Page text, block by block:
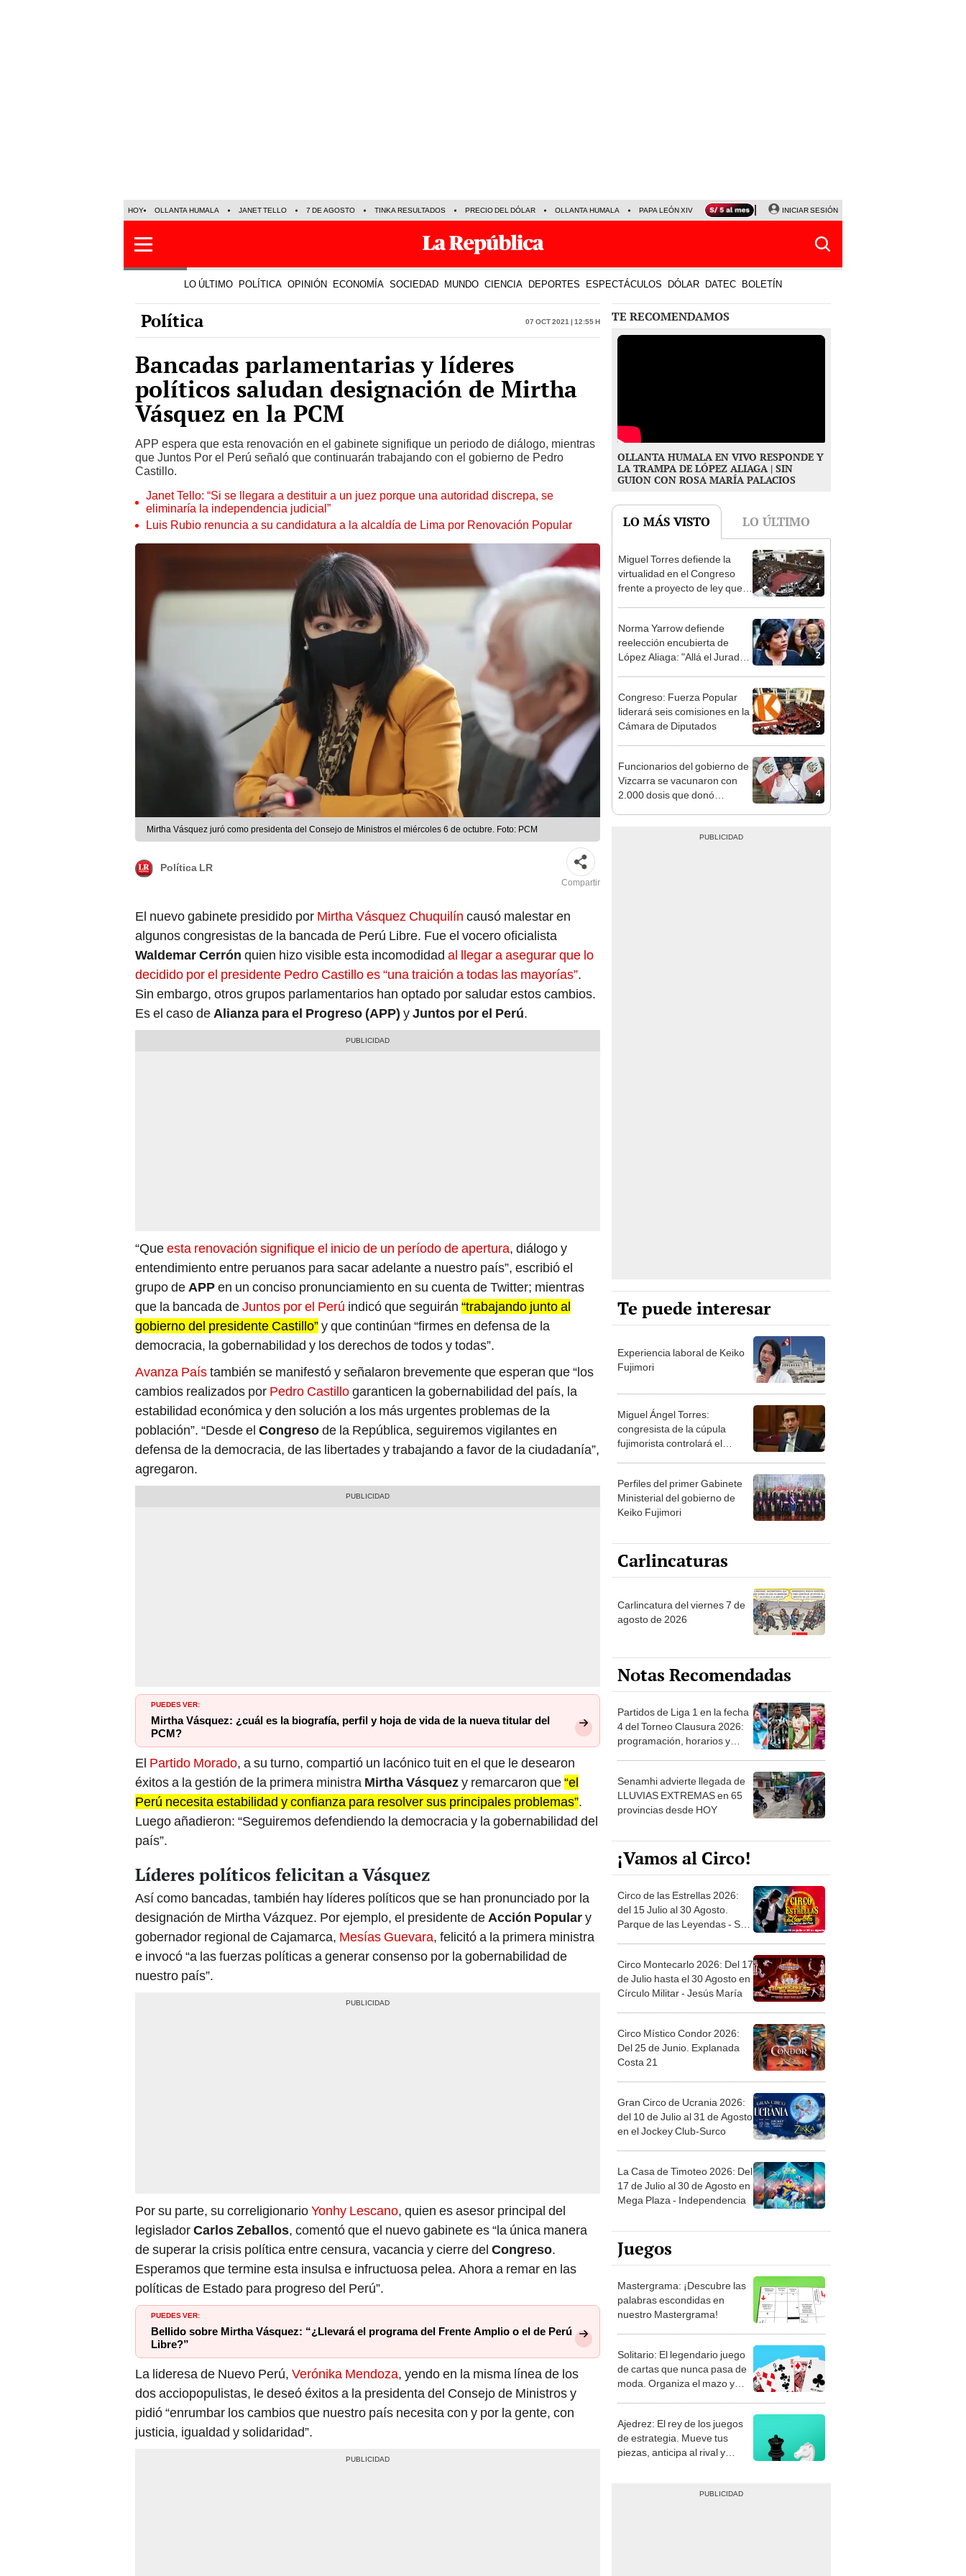
Política
Bancadas parlamentarias y líderes
políticos saludan designación de Mirtha
Vásquez en la PCM
APP espera que esta renovación en el gabinete signifique un periodo de diálogo, mientras
que Juntos Por el Perú señaló que continuarán trabajando con el gobierno de Pedro
Castillo.
Janet Tello: “Si se llegara a destituir a un juez porque una autoridad discrepa, se
eliminaría la independencia judicial”
Luis Rubio renuncia a su candidatura a la alcaldía de Lima por Renovación Popular
Mirtha Vásquez juró como presidenta del Consejo de Ministros el miércoles 6 de octubre. Foto: PCM
Compartir
algunos congresistas de la bancada de Perú Libre. Fue el vocero oficialista
Waldemar Cerrónquien hizo visible esta incomodidadal llegar a asegurar que lo
decidido por el presidente Pedro Castillo es “una traición a todas las mayorías”.
Sin embargo, otros grupos parlamentarios han optado por saludar estos cambios.
Es el caso de Alianza para el Progreso (APP) yJuntos por el Perú.
entendimiento entre peruanos para sacar adelante a nuestro país”, escribió el
grupo deAPPen un conciso pronunciamiento en su cuenta de Twitter; mientras
que la bancada deJuntos por el Perúindicó que seguirán“trabajando junto al
gobierno del presidente Castillo” y que continúan “firmes en defensa de la
democracia, la gobernabilidad y los derechos de todos y todas”.
Avanza País también se manifestó y señalaron brevemente que esperan que “los
cambios realizados porPedro Castillogaranticen la gobernabilidad del país, la
estabilidad económica y den solución a los más urgentes problemas de la
población”. “Desde elCongresode la República, seguiremos vigilantes en
defensa de la democracia, de las libertades y trabajando a favor de la ciudadanía”,
agregaron.
Mirtha Vásquez: ¿cuál es la biografía, perfil y hoja de vida de la nueva titular del
PCM?
ElPartido Morado, a su turno, compartió un lacónico tuit en el que le desearon
éxitos a la gestión de la primera ministra Mirtha Vásquezy remarcaron que“el
Perú necesita estabilidad y confianza para resolver sus principales problemas”
Luego añadieron: “Seguiremos defendiendo la democracia y la gobernabilidad del
país”.
Líderes políticos felicitan a Vásquez
Así como bancadas, también hay líderes políticos que se han pronunciado por la
designación de Mirtha Vázquez. Por ejemplo, el presidente deAcción Populary
gobernador regional de Cajamarca,Mesías Guevara, felicitó a la primera ministra
e invocó “a las fuerzas políticas a generar consenso por la gobernabilidad de
nuestro país”.
legisladorCarlos Zeballos, comentó que el nuevo gabinete es “la única manera
de superar la crisis política entre censura, vacancia y cierre delCongreso.
Esperamos que termine esta insulsa e infructuosa pelea. Ahora a remar en las
políticas de Estado para progreso del Perú”.
PUEDES VER:
Bellido sobre Mirtha Vásquez: “¿Llevará el programa del Frente Amplio o el de Perú
Libre?”
La lideresa de Nuevo Perú,Verónika Mendoza, yendo en la misma línea de los
dos acciopopulistas, le deseó éxitos a la presidenta del Consejo de Ministros y
pidió “enrumbar los cambios que nuestro país necesita con y por la gente, con
justicia, igualdad y solidaridad”.
OLLANTA HUMALA EN VIVO RESPONDE Y
GUION CON ROSA MARÍA PALACIOS
LO MÁS VISTO
1
Miguel Torres defiende la
virtualidad en el Congreso
frente a proyecto de ley que
plantea la presencialidad
2
Norma Yarrow defiende
reelección encubierta de
López Aliaga: "Allá el Jurado
que se deja sacar la vuelta"
3
Congreso: Fuerza Popular
liderará seis comisiones en la
Cámara de Diputados
4
Funcionarios del gobierno de
Vizcarra se vacunaron con
2.000 dosis que donó
Sinopharm
Te puede interesar
Fujimori
Miguel Ángel Torres:
congresista de la cúpula
fujimorista controlará el
primer año del Senado
Perfiles del primer Gabinete
Ministerial del gobierno de
Keiko Fujimori
Carlincaturas
agosto de 2026
Notas Recomendadas
Partidos de Liga 1 en la fecha
4 del Torneo Clausura 2026:
programación, horarios y
Senamhi advierte llegada de
LLUVIAS EXTREMAS en 65
provincias desde HOY
¡Vamos al Circo!
Circo de las Estrellas 2026:
del 15 Julio al 30 Agosto.
Parque de las Leyendas - San
Miguel
Circo Montecarlo 2026: Del 17
de Julio hasta el 30 Agosto en
Círculo Militar - Jesús María
Circo Místico Condor 2026:
Del 25 de Junio. Explanada
Costa 21
Gran Circo de Ucrania 2026:
del 10 de Julio al 31 de Agosto
en el Jockey Club-Surco
La Casa de Timoteo 2026: Del
17 de Julio al 30 de Agosto en
Mega Plaza - Independencia
Juegos
Mastergrama: ¡Descubre las
palabras escondidas en
nuestro Mastergrama!
Solitario: El legendario juego
de cartas que nunca pasa de
moda. Organiza el mazo y
demuestra tu habilidad.
Ajedrez: El rey de los juegos
de estrategia. Mueve tus
piezas, anticipa al rival y
consigue el jaque mate.